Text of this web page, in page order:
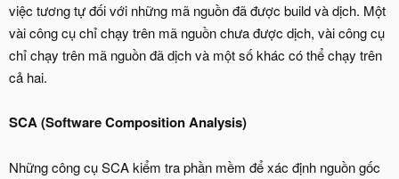
việc tương tự đối với những mã nguồn đã được build và dịch. Một
vài công cụ chỉ chạy trên mã nguồn chưa được dịch, vài công cụ
chỉ chạy trên mã nguồn đã dịch và một số khác có thể chạy trên
cả hai.
SCA (Software Composition Analysis)
Những công cụ SCA kiểm tra phần mềm để xác định nguồn gốc